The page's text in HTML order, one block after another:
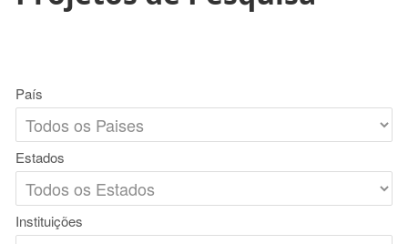
País
Estados
Instituições